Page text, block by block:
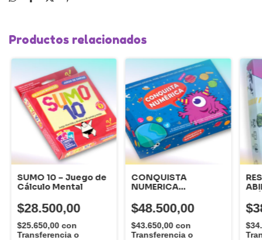
Productos relacionados
SUMO 10 – Juego de
Cálculo Mental
$28.500,00
$25.650,00 con
Transferencia o
CONQUISTA
NUMERICA
reconocimiento de
números, el cálculo
mental y el valor
posicional de las
$48.500,00
$43.650,00con
Transferencia o